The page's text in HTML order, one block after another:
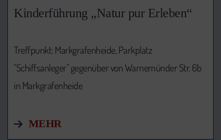
Kinderführung „Natur pur Erleben“
Treffpunkt: Markgrafenheide, Parkplatz
"Schiffsanleger" gegenüber von Warnemünder Str. 6b
in Markgrafenheide
MEHR